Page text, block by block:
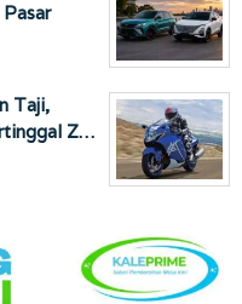
Taji,
Z…